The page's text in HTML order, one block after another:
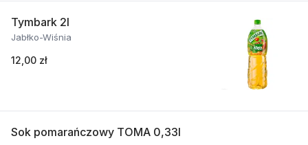
Tymbark 2l
Jabłko-Wiśnia
12,00 zł
Sok pomarańczowy TOMA 0,33l